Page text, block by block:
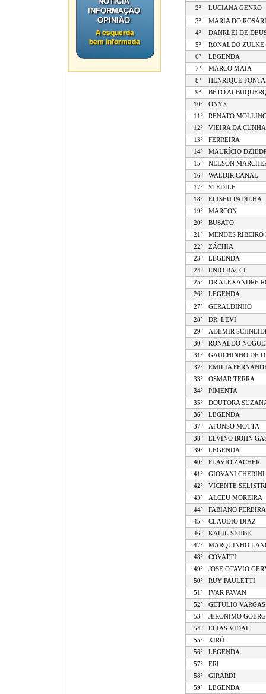
2º
LUCIANA GENRO
3º
MARIA DO
4º
DANRLEI DE
5º
RONALDO ZULKE
6º
LEGENDA
7º
MARCO MAIA
8º
HENRIQUE
9º
BETO
10º
ONYX
11º
RENATO
12º
VIEIRA DA CUNHA
13º
FERREIRA
14º
MAURÍCIO
15º
NELSON
16º
WALDIR CANAL
17º
STEDILE
18º
ELISEU PADILHA
19º
MARCON
20º
BUSATO
21º
MENDES RIBEIRO
22º
ZÁCHIA
23º
LEGENDA
24º
ENIO BACCI
25º
DR ALEXANDRE
26º
LEGENDA
27º
GERALDINHO
28º
DR. LEVI
29º
ADEMIR
30º
RONALDO
31º
GAUCHINHO DE
32º
EMILIA
33º
OSMAR TERRA
34º
PIMENTA
35º
DOUTORA
36º
LEGENDA
37º
AFONSO MOTTA
38º
ELVINO BOHN
39º
LEGENDA
40º
FLAVIO ZACHER
41º
GIOVANI CHERINI
42º
VICENTE
43º
ALCEU MOREIRA
44º
FABIANO PEREIRA
45º
CLAUDIO DIAZ
46º
KALIL SEHBE
47º
MARQUINHO
48º
COVATTI
49º
JOSE OTAVIO
50º
RUY PAULETTI
51º
IVAR PAVAN
52º
GETULIO VARGAS
53º
JERONIMO
54º
ELIAS VIDAL
55º
XIRÚ
56º
LEGENDA
57º
ERI
58º
GIRARDI
59º
LEGENDA